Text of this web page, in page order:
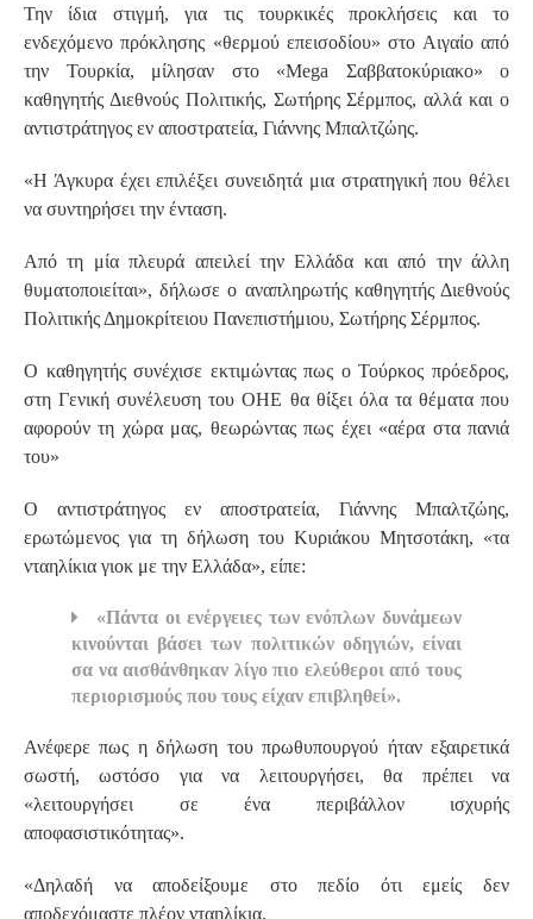
Την ίδια στιγμή, για τις τουρκικές προκλήσεις και το
ενδεχόμενο πρόκλησης «θερμού επεισοδίου» στο Αιγαίο από
την Τουρκία, μίλησαν στο «Mega Σαββατοκύριακο» ο
καθηγητής Διεθνούς Πολιτικής, Σωτήρης Σέρμπος, αλλά και ο
αντιστράτηγος εν αποστρατεία, Γιάννης Μπαλτζώης.
«Η Άγκυρα έχει επιλέξει συνειδητά μια στρατηγική που θέλει
να συντηρήσει την ένταση.
Από τη μία πλευρά απειλεί την Ελλάδα και από την άλλη
θυματοποιείται», δήλωσε ο αναπληρωτής καθηγητής Διεθνούς
Πολιτικής Δημοκρίτειου Πανεπιστήμιου, Σωτήρης Σέρμπος.
Ο καθηγητής συνέχισε εκτιμώντας πως ο Τούρκος πρόεδρος,
στη Γενική συνέλευση του ΟΗΕ θα θίξει όλα τα θέματα που
αφορούν τη χώρα μας, θεωρώντας πως έχει «αέρα στα πανιά
του»
Ο αντιστράτηγος εν αποστρατεία, Γιάννης Μπαλτζώης,
ερωτώμενος για τη δήλωση του Κυριάκου Μητσοτάκη, «τα
νταηλίκια γιοκ με την Ελλάδα», είπε:
«Πάντα οι ενέργειες των ενόπλων δυνάμεων
κινούνται βάσει των πολιτικών οδηγιών, είναι
σα να αισθάνθηκαν λίγο πιο ελεύθεροι από τους
περιορισμούς που τους είχαν επιβληθεί».
Ανέφερε πως η δήλωση του πρωθυπουργού ήταν εξαιρετικά
σωστή, ωστόσο για να λειτουργήσει, θα πρέπει να
«λειτουργήσει σε ένα περιβάλλον ισχυρής
αποφασιστικότητας».
«Δηλαδή να αποδείξουμε στο πεδίο ότι εμείς δεν
αποδεχόμαστε πλέον νταηλίκια.